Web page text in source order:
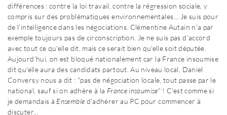
différences : contre la loi travail, contre la régression sociale, y
compris sur des problématiques environnementales... Je suis pour
de l'intelligence dans les négociations. Clémentine Autain n'a par
exemple toujours pas de circonscription. Je ne suis pas d'accord
avec tout ce qu'elle dit, mais ce serait bien qu'elle soit députée.
Aujourd'hui, on est bloqué nationalement car la France insoumise
dit qu'elle aura des candidats partout. Au niveau local, Daniel
Conversy nous a dit : "pas de négociation locale, tout passe par le
national, sauf si on adhère à la France insoumise" ! C'est comme si
je demandais à Ensemble d'adhérer au PC pour commencer à
discuter...